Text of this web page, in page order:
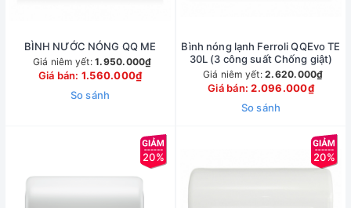
BÌNH NƯỚC NÓNG QQ ME
Giá niêm yết: 1.950.000₫
Giá bán: 1.560.000₫
So sánh
Bình nóng lạnh Ferroli QQEvo TE
30L (3 công suất Chống giật)
Giá niêm yết: 2.620.000₫
Giá bán:2.096.000₫
So sánh
20% 20%